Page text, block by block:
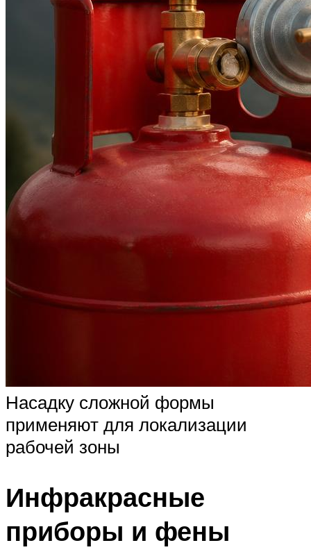
Насадку сложной формы
применяют для локализации
рабочей зоны
Инфракрасные
приборы и фены